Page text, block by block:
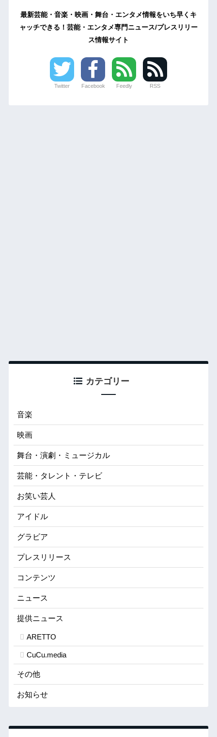
最新芸能・音楽・映画・舞台・エンタメ情報をいち早くキ
ャッチできる！芸能・エンタメ専門ニュース/プレスリリー
ス情報サイト
Twitter Facebook Feedly RSS
カテゴリー
音楽
映画
舞台・演劇・ミュージカル
芸能・タレント・テレビ
お笑い芸人
アイドル
グラビア
プレスリリース
コンテンツ
ニュース
提供ニュース
ARETTO
CuCu.media
その他
お知らせ